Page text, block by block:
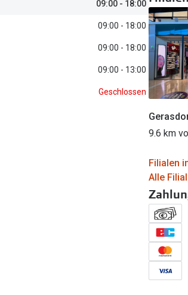
Transitions Gläser
Blaulichtfilterbrillen
Bildschirmarbeitsplatzbrillen
Brillenkettchen
09:00 - 18:00
09:00 - 18:00
09:00 - 18:00
09:00 - 13:00
Geschlossen
9.6 km
Filialen
Alle